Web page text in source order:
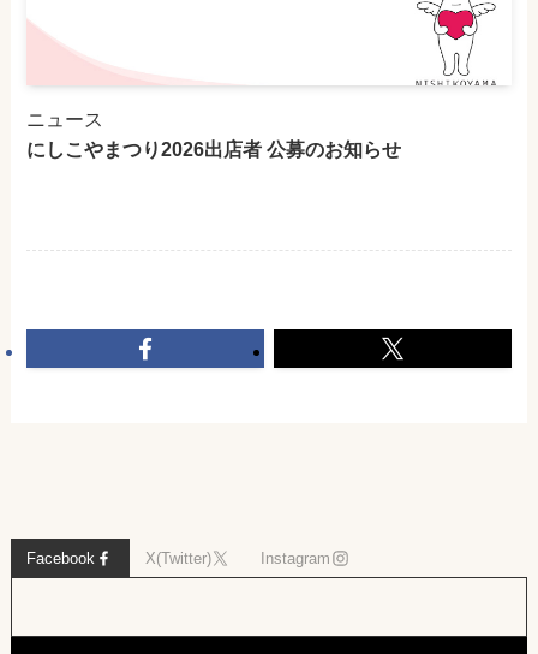
ニュース
にしこやまつり2026出店者 公募のお知らせ
Facebook X(Twitter) Instagram